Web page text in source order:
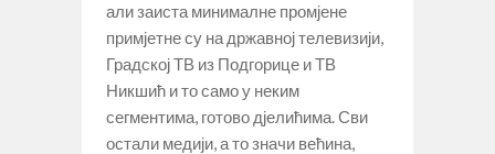
али заиста минималне промјене
примјетне су на државној телевизији,
Градској ТВ из Подгорице и ТВ
Никшић и то само у неким
сегментима, готово дјелићима. Сви
остали медији, а то значи већина,